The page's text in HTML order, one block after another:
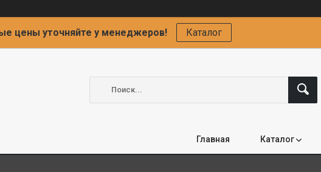
цены уточняйте у менеджеров! Каталог
Главная Каталог